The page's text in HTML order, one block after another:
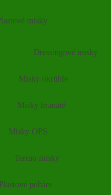
misky
Dressingové misky
Misky okrúhle
Misky hranaté
Misky OPS
Termo misky
Plastové poháre